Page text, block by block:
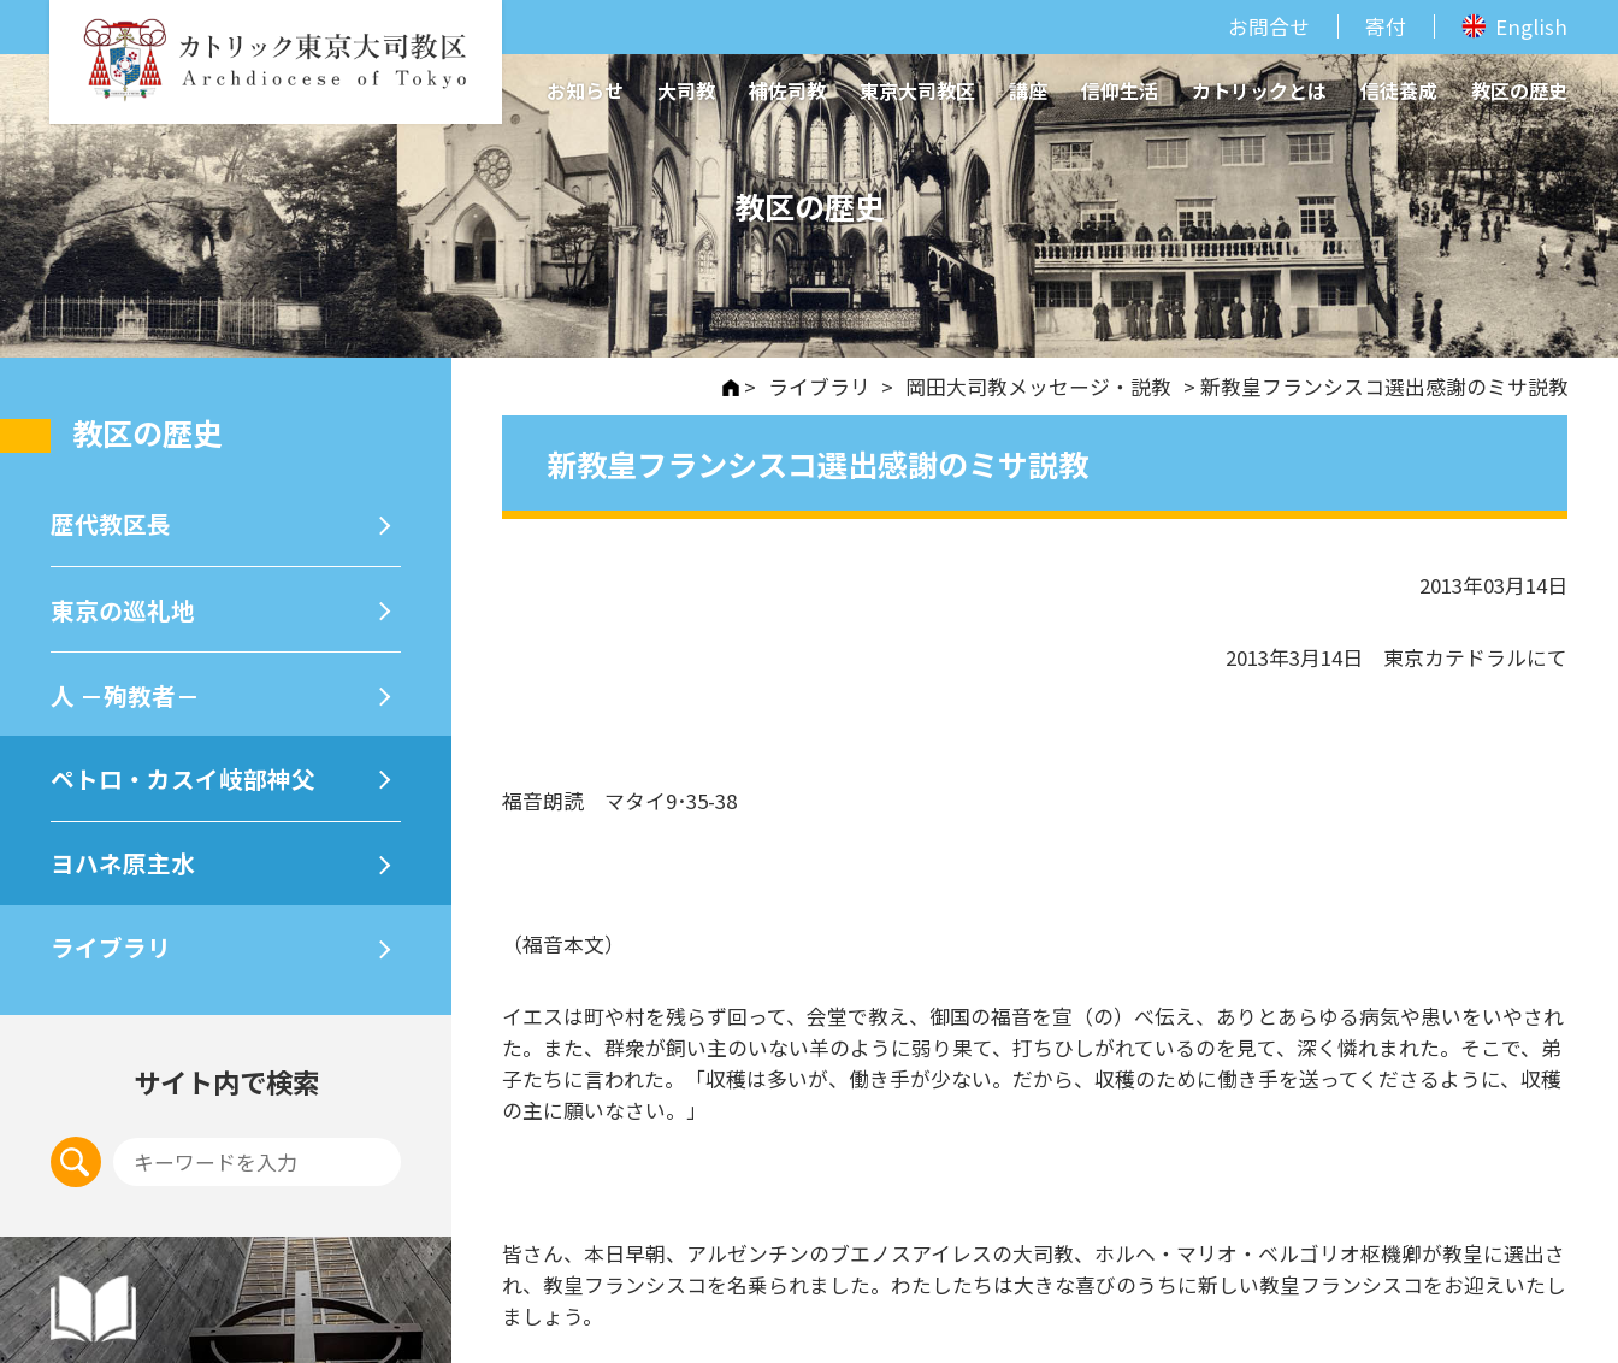
お問合せ 寄付 English
お知らせ 大司教 補佐司教 東京大司教区 講座 信仰生活 カトリックとは 信徒養成 教区の歴史
教区の歴史
> ライブラリ > 岡田大司教メッセージ・説教 > 新教皇フランシスコ選出感謝のミサ説教
新教皇フランシスコ選出感謝のミサ説教
2013年03月14日
2013年3月14日 東京カテドラルにて
福音朗読 マタイ9･35-38
（福音本文）
イエスは町や村を残らず回って、会堂で教え、御国の福音を宣（の）べ伝え、ありとあらゆる病気や患いをいやされ
た。また、群衆が飼い主のいない羊のように弱り果て、打ちひしがれているのを見て、深く憐れまれた。そこで、弟
子たちに言われた。「収穫は多いが、働き手が少ない。だから、収穫のために働き手を送ってくださるように、収穫
の主に願いなさい。」
皆さん、本日早朝、アルゼンチンのブエノスアイレスの大司教、ホルヘ・マリオ・ベルゴリオ枢機卿が教皇に選出さ
れ、教皇フランシスコを名乗られました。わたしたちは大きな喜びのうちに新しい教皇フランシスコをお迎えいたし
ましょう。
教区の歴史
歴代教区⻑
東京の巡礼地
⼈ －殉教者－
ペトロ・カスイ岐部神父
ヨハネ原主水
ライブラリ
サイト内で検索